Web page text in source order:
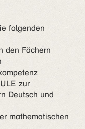
folgenden
den Fächern
zur
Deutsch und
mathematischen